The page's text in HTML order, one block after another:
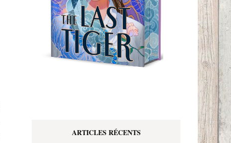
ARTICLES RÉCENTS